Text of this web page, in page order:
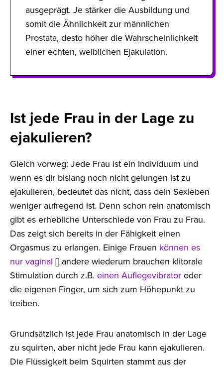
ausgeprägt. Je stärker die Ausbildung und
somit die Ähnlichkeit zur männlichen
Prostata, desto höher die Wahrscheinlichkeit
einer echten, weiblichen Ejakulation.
Ist jede Frau in der Lage zu
ejakulieren?
Gleich vorweg: Jede Frau ist ein Individuum und
wenn es dir bislang noch nicht gelungen ist zu
ejakulieren, bedeutet das nicht, dass dein Sexleben
weniger aufregend ist. Denn schon rein anatomisch
gibt es erhebliche Unterschiede von Frau zu Frau.
Das zeigt sich bereits in der Fähigkeit einen
Orgasmus zu erlangen. Einige Frauen können es
nur vaginal [] andere wiederum brauchen klitorale
Stimulation durch z.B. einen Auflegevibrator oder
die eigenen Finger, um sich zum Höhepunkt zu
treiben.
Grundsätzlich ist jede Frau anatomisch in der Lage
zu squirten, aber nicht jede Frau kann ejakulieren.
Die Flüssigkeit beim Squirten stammt aus der